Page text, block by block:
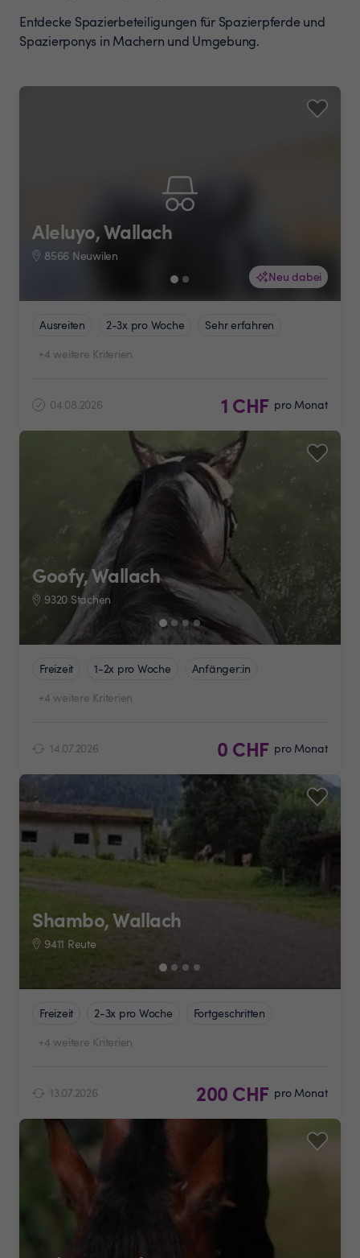
Entdecke Spazierbeteiligungen für Spazierpferde und
Spazierponys in Machern und Umgebung.
Neu dabei
Aleluyo, Wallach
8566 Neuwilen
Ausreiten 2-3x pro Woche
Sehr erfahren
+4 weitere Kriterien
04.08.2026 1 CHF pro Monat
Goofy, Wallach
9320 Stachen
Freizeit 1-2x pro Woche
Anfänger:in
+4 weitere Kriterien
14.07.2026 0 CHF pro Monat
Shambo, Wallach
9411 Reute
Freizeit 2-3x pro Woche
Fortgeschritten
+4 weitere Kriterien
13.07.2026 200 CHF pro Monat